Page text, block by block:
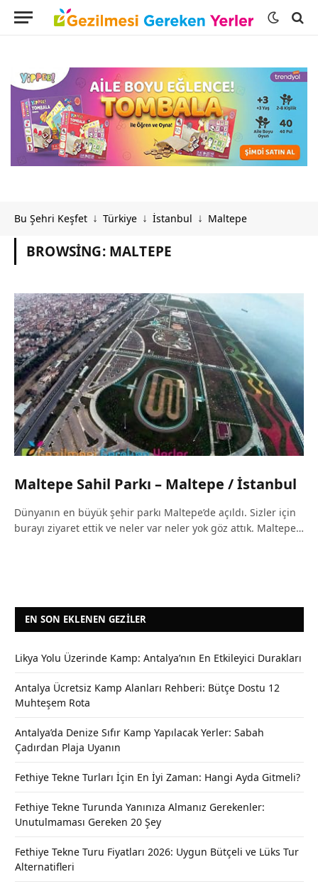
Bu Şehri Keşfet ↓ Türkiye ↓ İstanbul ↓ Maltepe
BROWSING: MALTEPE
Maltepe Sahil Parkı – Maltepe / İstanbul
Dünyanın en büyük şehir parkı Maltepe’de açıldı. Sizler için
burayı ziyaret ettik ve neler var neler yok göz attık. Maltepe…
EN SON EKLENEN GEZILER
Likya Yolu Üzerinde Kamp: Antalya’nın En Etkileyici Durakları
Antalya Ücretsiz Kamp Alanları Rehberi: Bütçe Dostu 12
Muhteşem Rota
Antalya’da Denize Sıfır Kamp Yapılacak Yerler: Sabah
Çadırdan Plaja Uyanın
Fethiye Tekne Turları İçin En İyi Zaman: Hangi Ayda Gitmeli?
Fethiye Tekne Turunda Yanınıza Almanız Gerekenler:
Unutulmaması Gereken 20 Şey
Fethiye Tekne Turu Fiyatları 2026: Uygun Bütçeli ve Lüks Tur
Alternatifleri